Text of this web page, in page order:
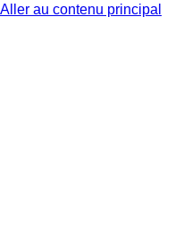
Aller au contenu principal